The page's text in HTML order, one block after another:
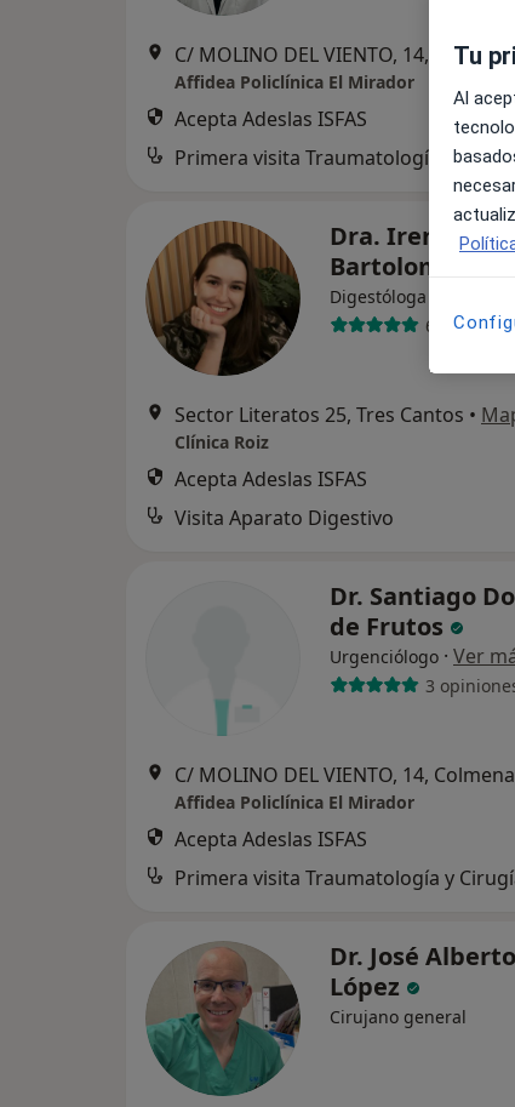
Affidea Policlínica El Mirador
Acepta Adeslas ISFAS
Dra. Irene
Bartolomé
Digestóloga
6
Sector Literatos 25, Tres Cantos •
Clínica Roiz
Acepta Adeslas ISFAS
Visita Aparato Digestivo
Dr. Santiago
de Frutos
Urgenciólogo · Ver
3
Affidea Policlínica El Mirador
Acepta Adeslas ISFAS
Dr. José
López
Cirujano general
Tu
Al